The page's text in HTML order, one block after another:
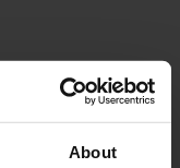
About